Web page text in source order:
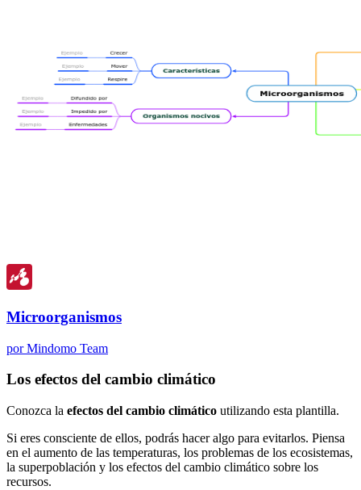
Microorganismos
por Mindomo Team
Los efectos del cambio climático
Conozca la efectos del cambio climático utilizando esta plantilla.
Si eres consciente de ellos, podrás hacer algo para evitarlos. Piensa
en el aumento de las temperaturas, los problemas de los ecosistemas,
la superpoblación y los efectos del cambio climático sobre los
recursos.